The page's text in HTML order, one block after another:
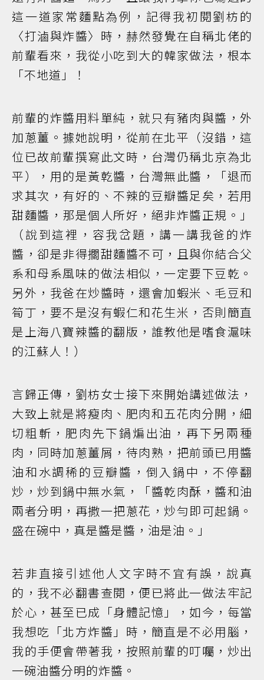
這一道家常麵點為例，記得我初閱劉枋的
〈打滷與炸醬〉時，赫然發覺在自稱北佬的
前輩看來，我從小吃到大的韓家做法，根本
「不地道」！
前輩的炸醬用料單純，就只有豬肉與醬，外
加蔥薑。據她說明，從前在北平（沒錯，這
位已故前輩撰寫此文時，台灣仍稱北京為北
平），用的是黃乾醬，台灣無此醬，「退而
求其次，有好的、不辣的豆瓣醬足矣，若用
甜麵醬，那是個人所好，絕非炸醬正規。」
（說到這裡，容我岔題，講一講我爸的炸
醬，卻是非得擱甜麵醬不可，且與你結合父
系和母系風味的做法相似，一定要下豆乾。
另外，我爸在炒醬時，還會加蝦米、毛豆和
筍丁，要不是沒有蝦仁和花生米，否則簡直
是上海八寶辣醬的翻版，誰教他是嗜食滬味
的江蘇人！）
言歸正傳，劉枋女士接下來開始講述做法，
大致上就是將瘦肉、肥肉和五花肉分開，細
切粗斬，肥肉先下鍋煸出油，再下另兩種
肉，同時加蔥薑屑，待肉熟，把前頭已用醬
油和水調稀的豆瓣醬，倒入鍋中，不停翻
炒，炒到鍋中無水氣，「醬乾肉酥，醬和油
兩者分明，再撒一把蔥花，炒勻即可起鍋。
盛在碗中，真是醬是醬，油是油。」
若非直接引述他人文字時不宜有誤，說真
的，我不必翻書查閱，便已將此一做法牢記
於心，甚至已成「身體記憶」，如今，每當
我想吃「北方炸醬」時，簡直是不必用腦，
我的手便會帶著我，按照前輩的叮囑，炒出
一碗油醬分明的炸醬。